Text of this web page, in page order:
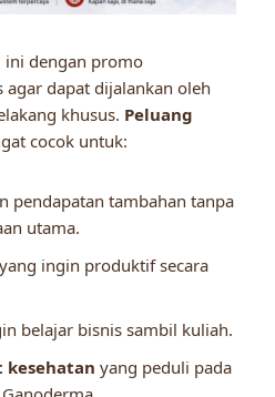
ini dengan promo
dapat dijalankan oleh
khusus. Peluang
cocok untuk:
pendapatan tambahan tanpa
utama.
yang ingin produktif secara
belajar bisnis sambil kuliah.
kesehatan yang peduli pada